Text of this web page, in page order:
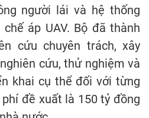
người lái và hệ thống
áp UAV. Bộ đã thành
cứu chuyên trách, xây
cứu, thử nghiệm và
khai cụ thể đối với từng
đề xuất là 150 tỷ đồng